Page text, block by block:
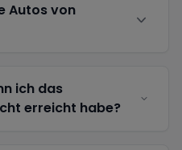
Autos von
ich das
erreicht habe?